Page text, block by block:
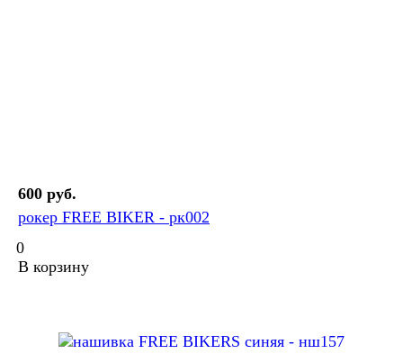
600 руб.
рокер FREE BIKER - рк002
0
В корзину